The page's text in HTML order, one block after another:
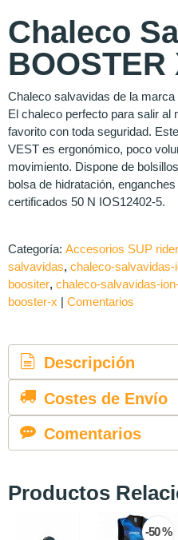
Chaleco
BOOSTER
Chaleco salvavidas de la
El chaleco perfecto para salir al
favorito con toda seguridad.
VEST es ergonómico, poco
movimiento. Dispone de
bolsa de hidratación,
certificados 50 N IOS12402-5.
Categoría: Accesorios SUP rider
salvavidas chaleco-salvavidas-
boositer chaleco-salvavidas-
booster-x | Comentarios
Descripción
Costes de Envío
Comentarios
Productos